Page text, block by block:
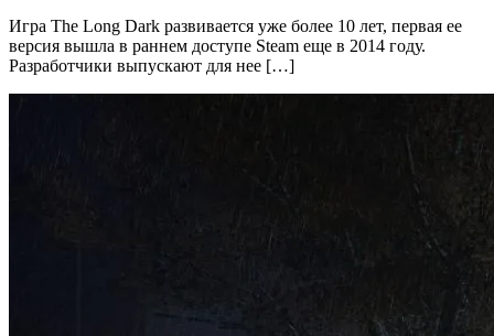
Игра The Long Dark развивается уже более 10 лет, первая ее
версия вышла в раннем доступе Steam еще в 2014 году.
Разработчики выпускают для нее […]